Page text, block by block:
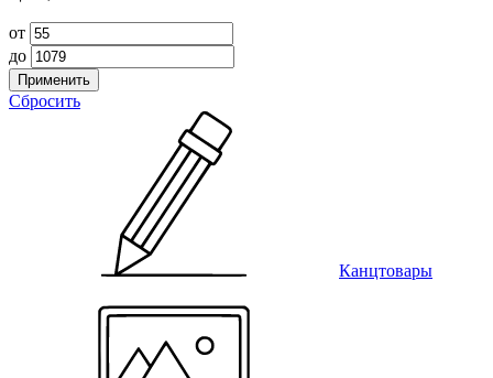
от
до
Применить
Сбросить
Канцтовары